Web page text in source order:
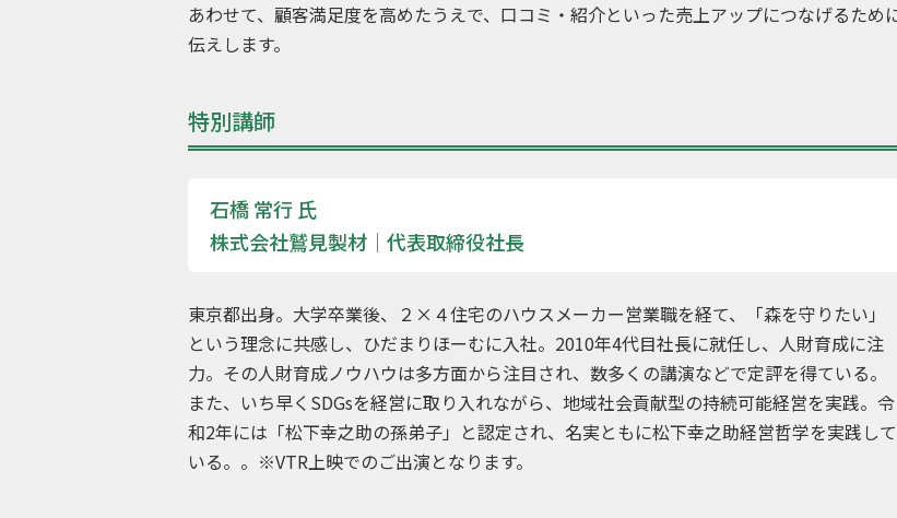
あわせて、顧客満足度を高めたうえで、口コミ・紹介といった売上アップにつなげるた
伝えします。
特別講師
石橋 常行 氏
株式会社鷲見製材｜代表取締役社長
東京都出身。大学卒業後、２×４住宅のハウスメーカー営業職を経て、「森を守りたい」
という理念に共感し、ひだまりほーむに入社。2010年4代目社長に就任し、人財育成に注
力。その人財育成ノウハウは多方面から注目され、数多くの講演などで定評を得ている。
また、いち早くSDGsを経営に取り入れながら、地域社会貢献型の持続可能経営を実践。令
和2年には「松下幸之助の孫弟子」と認定され、名実ともに松下幸之助経営哲学を実践して
いる。。※VTR上映でのご出演となります。